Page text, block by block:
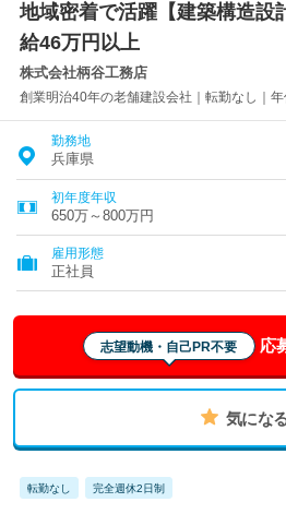
地域密着で活躍【建築構造設
給46万円以上
株式会社柄谷工務店
創業明治40年の老舗建設会社｜転勤なし｜
勤務地
兵庫県
初年度年収
650万～800万円
雇用形態
正社員
志望動機・自己PR不要 応
気にな
転勤なし 完全週休2日制